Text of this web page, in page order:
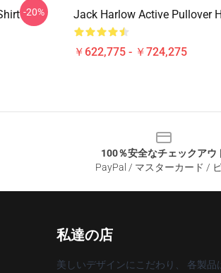
-20% Jack Harlow Active Pullover
￥622,775 - ￥724,275
100％安全なチェックアウ
PayPal / マスターカード /
私達の店
美しいデザインにこだわり、 各製品